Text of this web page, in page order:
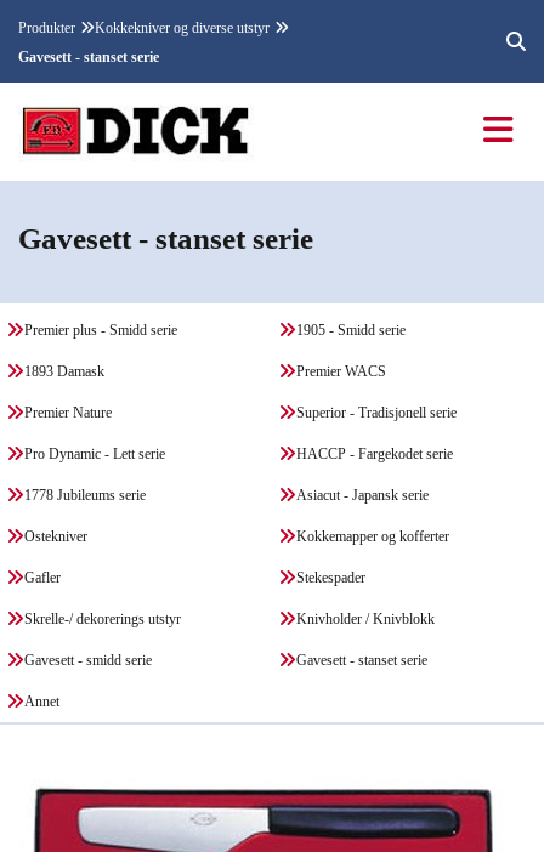
Produkter
Kokkekniver og diverse utstyr
Gavesett - stanset serie
Gavesett - stanset serie
Premier plus - Smidd serie 1905 - Smidd serie
1893 Damask Premier WACS
Premier Nature Superior - Tradisjonell serie
Pro Dynamic - Lett serie HACCP - Fargekodet serie
1778 Jubileums serie Asiacut - Japansk serie
Ostekniver Kokkemapper og kofferter
Gafler Stekespader
Skrelle-/ dekorerings utstyr Knivholder / Knivblokk
Gavesett - smidd serie Gavesett - stanset serie
Annet